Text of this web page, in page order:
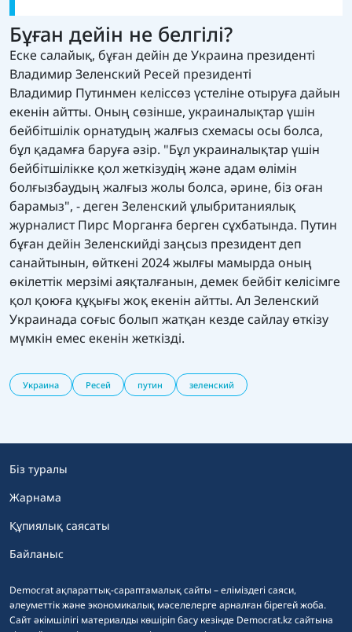
Бұған дейін не белгілі?
Еске салайық, бұған дейін де Украина президенті
Владимир Зеленский Ресей президенті
Владимир Путинмен келіссөз үстеліне отыруға дайын
екенін айтты. Оның сөзінше, украиналықтар үшін
бейбітшілік орнатудың жалғыз схемасы осы болса,
бұл қадамға баруға әзір. "Бұл украиналықтар үшін
бейбітшілікке қол жеткізудің және адам өлімін
болғызбаудың жалғыз жолы болса, әрине, біз оған
барамыз", - деген Зеленский ұлыбританиялық
журналист Пирс Морганға берген сұхбатында. Путин
бұған дейін Зеленскийді заңсыз президент деп
санайтынын, өйткені 2024 жылғы мамырда оның
өкілеттік мерзімі аяқталғанын, демек бейбіт келісімге
қол қоюға құқығы жоқ екенін айтты. Ал Зеленский
Украинада соғыс болып жатқан кезде сайлау өткізу
мүмкін емес екенін жеткізді.
Украина Ресей путин зеленский
Democrat ақпараттық-сараптамалық сайты – еліміздегі саяси,
әлеуметтік және экономикалық мәселелерге арналған бірегей жоба.
Сайт әкімшілігі материалды көшіріп басу кезінде Democrat.kz сайтына
Біз туралы
Жарнама
Құпиялық саясаты
Байланыс